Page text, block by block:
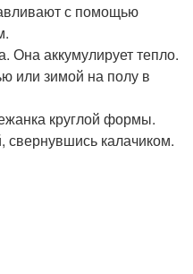
с помощью
аккумулирует тепло.
или зимой на полу в
круглой формы.
свернувшись калачиком.